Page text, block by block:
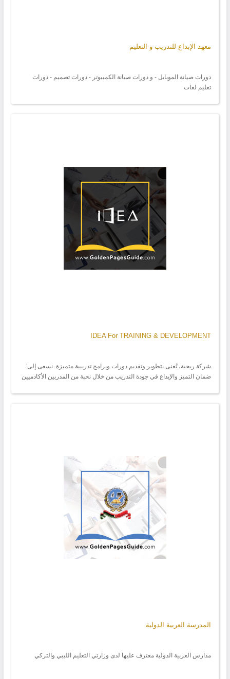
معهد الإبداع للتدريب و التعليم
دورات صيانة الموبايل - و دورات صيانة الكمبيوتر - دورات تصميم - دورات
تعليم لغات
IDEA For TRAINING & DEVELOPMENT‏
شركة ربحية، تُعنى بتطوير وتقديم دورات وبرامج تدريبية متميزة. نسعى إلى:
ضمان التميز والإبداع في جودة التدريب من خلال نخبة من المدربين الأكادميين
رسالتنا: تغيير المفهوم العام للتدريب، بالخروج من المفهوم النظري إلى
المدرسة العربية الدولية
مدارس العربية الدولية معترف عليها لدى وزارتي التعليم الليبي والتركي